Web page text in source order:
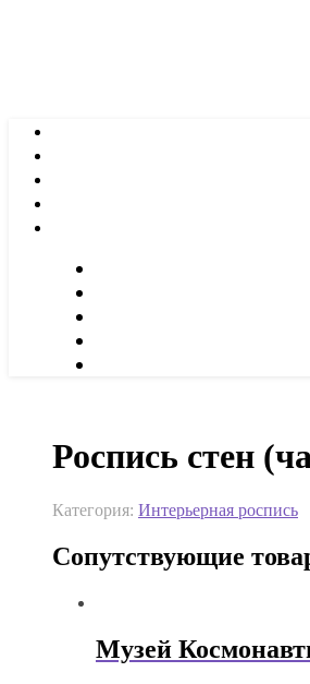
Роспись стен
Категория: Интерьерная роспись
Сопутствующие
Музей